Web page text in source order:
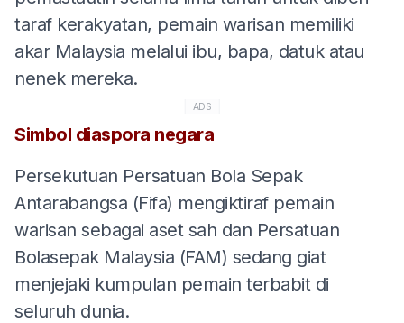
taraf kerakyatan, pemain warisan memiliki
akar Malaysia melalui ibu, bapa, datuk atau
nenek mereka.
ADS
Simbol diaspora negara
Persekutuan Persatuan Bola Sepak
Antarabangsa (Fifa) mengiktiraf pemain
warisan sebagai aset sah dan Persatuan
Bolasepak Malaysia (FAM) sedang giat
menjejaki kumpulan pemain terbabit di
seluruh dunia.